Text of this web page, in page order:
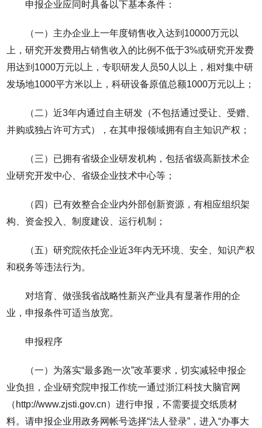
申报企业应同时具备以下基本条件：
（一）主办企业上一年度销售收入达到10000万元以
上，研究开发费用占销售收入的比例不低于3%或研究开发费
用达到1000万元以上，专职研发人员50人以上，相对集中研
发场地1000平方米以上，科研设备原值总额1000万元以上；
（二）近3年内通过自主研发（不包括通过受让、受赠、
并购或独占许可方式），在其申报领域拥有自主知识产权；
（三）已拥有省级企业研发机构，包括省级高新技术企
业研究开发中心、省级企业技术中心等；
（四）已有效整合企业内外部创新资源，有相应组织架
构、资金投入、制度建设、运行机制；
（五）研究院依托企业近3年内无环境、安全、知识产权
和税务等违法行为。
对培育、做强我省战略性新兴产业具有显著作用的企
业，申报条件可适当放宽。
申报程序
（一）为落实“最多跑一次”改革要求，切实减轻申报企
业负担，企业研究院申报工作统一通过浙江科技大脑官网
（http://www.zjsti.gov.cn）进行申报，不需要提交纸质材
料。请申报企业用政务网帐号选择“法人登录”，进入“办事大